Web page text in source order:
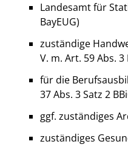
Landesamt für
BayEUG)
zuständige
V. m. Art. 59 Abs. 3
für die
37 Abs. 3 Satz 2
ggf. zuständiges
zuständiges